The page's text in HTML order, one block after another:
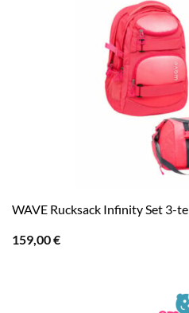
WAVE Rucksack Infinity Set 3-
159,00€